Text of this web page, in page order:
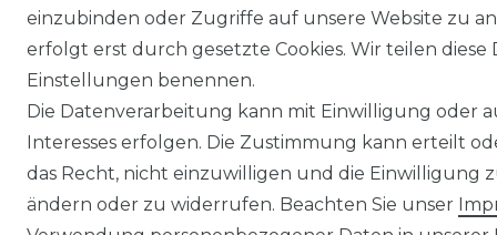
einzubinden oder Zugriffe auf unsere Website zu
erfolgt erst durch gesetzte Cookies. Wir teilen
Einstellungen benennen.
Die Datenverarbeitung kann mit Einwilligung oder
Interesses erfolgen. Die Zustimmung kann erteilt
das Recht, nicht einzuwilligen und die Einwilligung
ändern oder zu widerrufen. Beachten Sie unser